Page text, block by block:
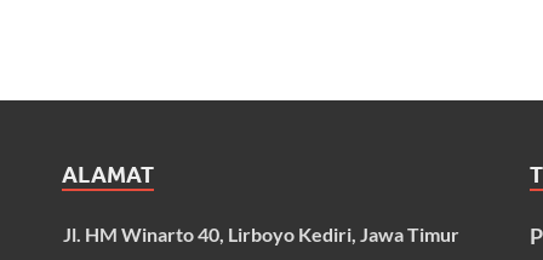
ALAMAT
Jl. HM Winarto 40, Lirboyo Kediri, Jawa Timur